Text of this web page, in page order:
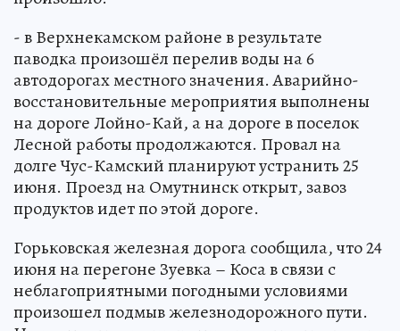
- в Верхнекамском районе в результате
паводка произошёл перелив воды на 6
автодорогах местного значения. Аварийно-
восстановительные мероприятия выполнены
на дороге Лойно-Кай, а на дороге в поселок
Лесной работы продолжаются. Провал на
долге Чус-Камский планируют устранить 25
июня. Проезд на Омутнинск открыт, завоз
продуктов идет по этой дороге.
Горьковская железная дорога сообщила, что 24
июня на перегоне Зуевка – Коса в связи с
неблагоприятными погодными условиями
произошел подмыв железнодорожного пути.